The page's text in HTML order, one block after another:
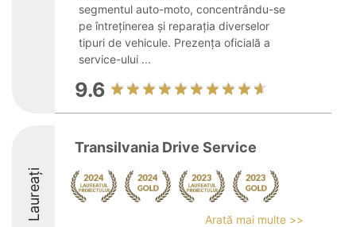
segmentul auto-moto, concentrându-se
pe întreținerea și reparația diverselor
tipuri de vehicule. Prezența oficială a
service-ului ...
9.6
Laureați
Transilvania Drive Service
Arată mai multe >>